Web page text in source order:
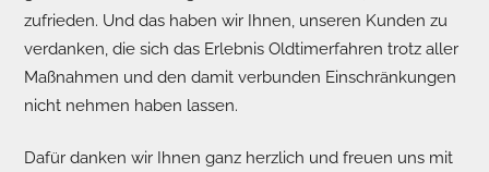
zufrieden. Und das haben wir Ihnen, unseren Kunden zu
verdanken, die sich das Erlebnis Oldtimerfahren trotz aller
Maßnahmen und den damit verbunden Einschränkungen
nicht nehmen haben lassen.
Dafür danken wir Ihnen ganz herzlich und freuen uns mit